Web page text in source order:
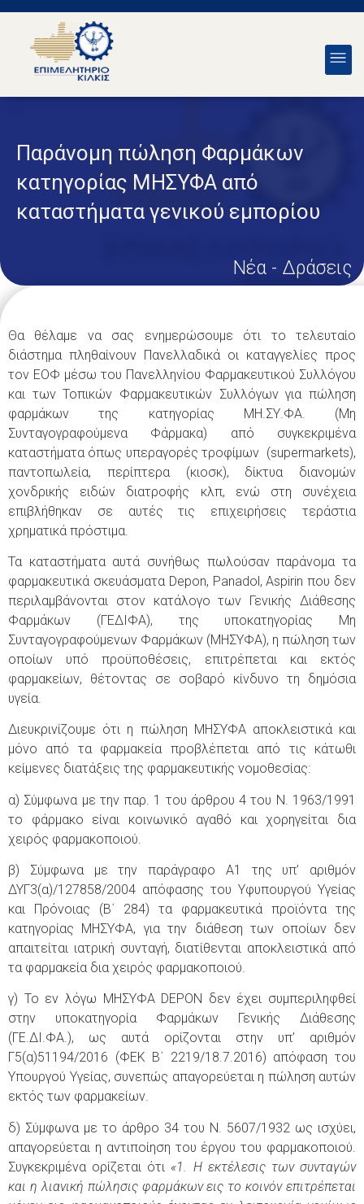
Παράνομη πώληση Φαρμάκων
κατηγορίας ΜΗΣΥΦΑ από
καταστήματα γενικού εμπορίου
Νέα - Δράσεις
Θα θέλαμε να σας ενημερώσουμε ότι το τελευταίο
διάστημα πληθαίνουν Πανελλαδικά οι καταγγελίες προς
τον ΕΟΦ μέσω του Πανελληνίου Φαρμακευτικού Συλλόγου
και των Τοπικών Φαρμακευτικών Συλλόγων για πώληση
φαρμάκων της κατηγορίας ΜΗ.ΣΥ.ΦΑ. (Μη
Συνταγογραφούμενα Φάρμακα) από συγκεκριμένα
καταστήματα όπως υπεραγορές τροφίμων (supermarkets),
παντοπωλεία, περίπτερα (κιοσκ), δίκτυα διανομών
χονδρικής ειδών διατροφής κλπ, ενώ στη συνέχεια
επιβλήθηκαν σε αυτές τις επιχειρήσεις τεράστια
χρηματικά πρόστιμα.
Τα καταστήματα αυτά συνήθως πωλούσαν παράνομα τα
φαρμακευτικά σκευάσματα Depon, Panadol, Aspirin που δεν
περιλαμβάνονται στον κατάλογο των Γενικής Διάθεσης
Φαρμάκων (ΓΕΔΙΦΑ), της υποκατηγορίας Μη
Συνταγογραφούμενων Φαρμάκων (ΜΗΣΥΦΑ), η πώληση των
οποίων υπό προϋποθέσεις, επιτρέπεται και εκτός
φαρμακείων, θέτοντας σε σοβαρό κίνδυνο τη δημόσια
υγεία.
Διευκρινίζουμε ότι η πώληση ΜΗΣΥΦΑ αποκλειστικά και
μόνο από τα φαρμακεία προβλέπεται από τις κάτωθι
κείμενες διατάξεις της φαρμακευτικής νομοθεσίας:
α) Σύμφωνα με την παρ. 1 του άρθρου 4 του Ν. 1963/1991
το φάρμακο είναι κοινωνικό αγαθό και χορηγείται δια
χειρός φαρμακοποιού.
β) Σύμφωνα με την παράγραφο Α1 της υπ’ αριθμόν
ΔΥΓ3(α)/127858/2004 απόφασης του Υφυπουργού Υγείας
και Πρόνοιας (Β΄ 284) τα φαρμακευτικά προϊόντα της
κατηγορίας ΜΗΣΥΦΑ, για την διάθεση των οποίων δεν
απαιτείται ιατρική συνταγή, διατίθενται αποκλειστικά από
τα φαρμακεία δια χειρός φαρμακοποιού.
γ) Το εν λόγω ΜΗΣΥΦΑ DEPOΝ δεν έχει συμπεριληφθεί
στην υποκατηγορία Φαρμάκων Γενικής Διάθεσης
(ΓΕ.ΔΙ.ΦΑ.), ως αυτά ορίζονται στην υπ’ αριθμόν
Γ5(α)51194/2016 (ΦΕΚ Β΄ 2219/18.7.2016) απόφαση του
Υπουργού Υγείας, συνεπώς απαγορεύεται η πώληση αυτών
εκτός των φαρμακείων.
δ) Σύμφωνα με το άρθρο 34 του Ν. 5607/1932 ως ισχύει,
απαγορεύεται η αντιποίηση του έργου του φαρμακοποιού.
Συγκεκριμένα ορίζεται ότι «1. Η εκτέλεσις των συνταγών
και η λιανική πώλησις φαρμάκων εις το κοινόν επιτρέπεται